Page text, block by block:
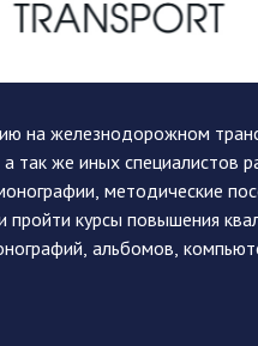
на железнодорожном
а так же иных
методические
курсы повышения
альбомов,